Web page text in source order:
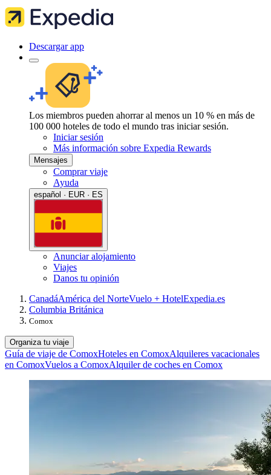
Descargar app
Los miembros pueden ahorrar al menos un 10 % en más de
100 000 hoteles de todo el mundo tras iniciar sesión.
Iniciar sesión
Más información sobre Expedia Rewards
Mensajes
Comprar viaje
Ayuda
español · EUR · ES
Anunciar alojamiento
Viajes
Danos tu opinión
CanadáAmérica del NorteVuelo + HotelExpedia.es
Columbia Británica
Comox
Organiza tu viaje
Guía de viaje de ComoxHoteles en ComoxAlquileres vacacionales
en ComoxVuelos a ComoxAlquiler de coches en Comox